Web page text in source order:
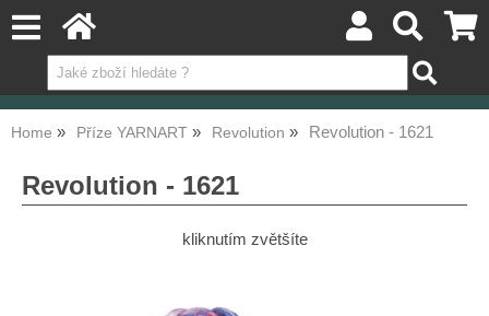
Home Příze YARNART Revolution Revolution - 1621
Revolution - 1621
kliknutím zvětšíte